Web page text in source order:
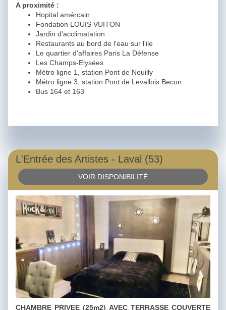
A proximité :
Hopital amércain
Fondation LOUIS VUITON
Jardin d'acclimatation
Restaurants au bord de l'eau sur l'ile
Le quartier d'affaires Paris La Défense
Les Champs-Elysées
Métro ligne 1, station Pont de Neuilly
Métro ligne 3, station Pont de Levallois Becon
Bus 164 et 163
L'Entrée des Artistes - Laval (53)
VOIR DISPONIBILITÉ
CHAMBRE PRIVEE (25m2) AVEC TERRASSE COUVERTE